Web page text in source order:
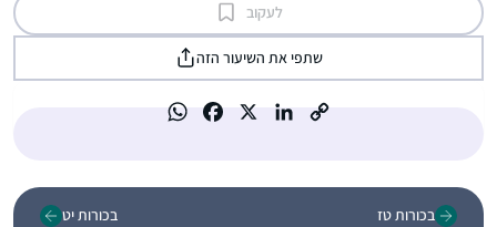
לעקוב
שתפי את השיעור הזה
בכורות טז בכורות יט